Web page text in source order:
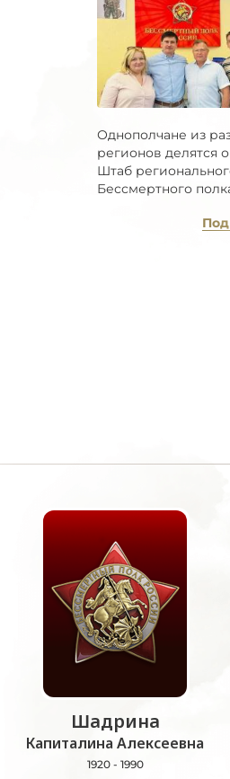
Однополчане из
регионов делятся
Штаб
Бессмертного
Шадрина
Капиталина Алексеевна
1920 - 1990